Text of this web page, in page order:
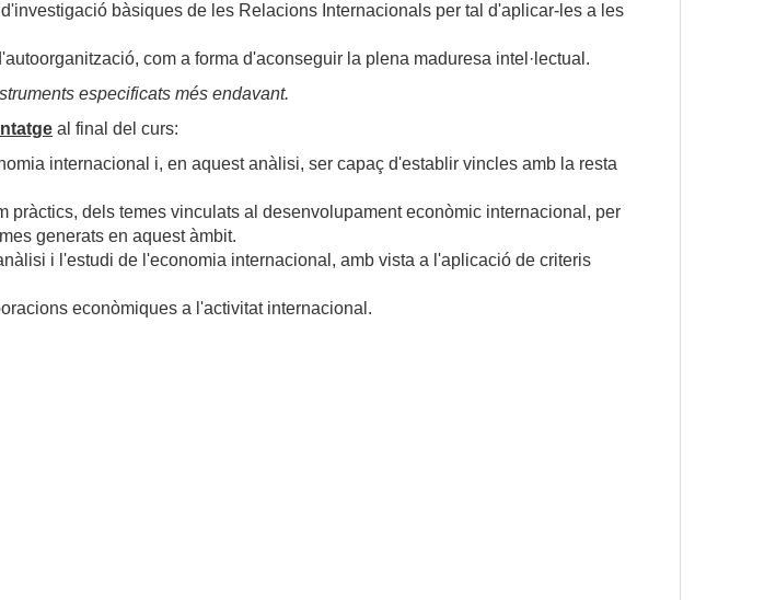
bàsiques de les Relacions Internacionals per tal d'aplicar-les a les
com a forma d'aconseguir la plena maduresa intel·lectual.
especificats més endavant.
al final del curs:
internacional i, en aquest anàlisi, ser capaç d'establir vincles amb la resta
pràctics, dels temes vinculats al desenvolupament econòmic internacional, per
generats en aquest àmbit.
i l'estudi de l'economia internacional, amb vista a l'aplicació de criteris
econòmiques a l'activitat internacional.